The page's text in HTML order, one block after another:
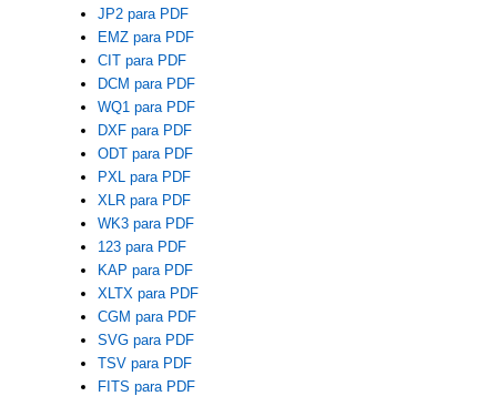
JP2 para PDF
EMZ para PDF
CIT para PDF
DCM para PDF
WQ1 para PDF
DXF para PDF
ODT para PDF
PXL para PDF
XLR para PDF
WK3 para PDF
123 para PDF
KAP para PDF
XLTX para PDF
CGM para PDF
SVG para PDF
TSV para PDF
FITS para PDF